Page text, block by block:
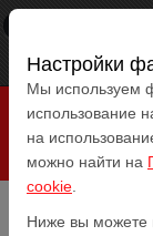
×
Настройки
Мы используем
использование
на
можно найти на
cookie
Ниже вы можете